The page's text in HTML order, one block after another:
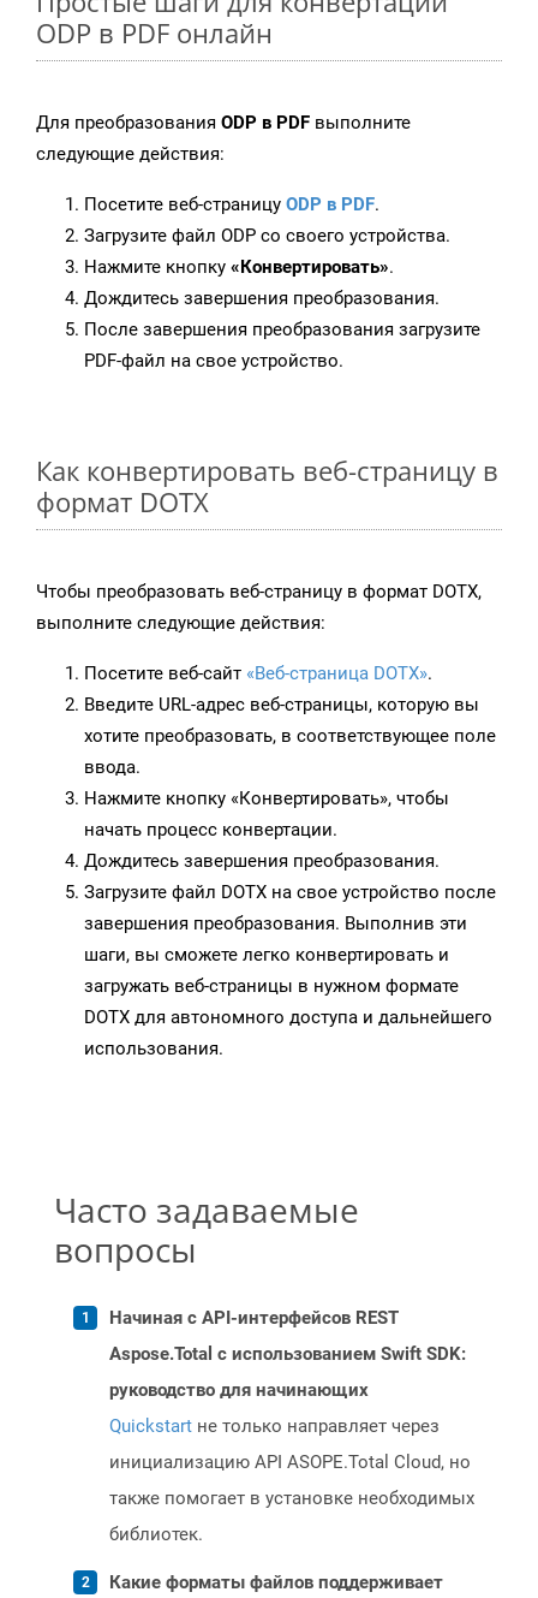
ODP в PDF онлайн
Для преобразования ODP в PDF выполните
следующие действия:
Посетите веб-страницу ODP в PDF.
Загрузите файл ODP со своего устройства.
Нажмите кнопку «Конвертировать».
Дождитесь завершения преобразования.
После завершения преобразования загрузите
PDF-файл на свое устройство.
Как конвертировать веб-страницу в
формат DOTX
Чтобы преобразовать веб-страницу в формат DOTX,
выполните следующие действия:
Посетите веб-сайт «Веб-страница DOTX».
Введите URL-адрес веб-страницы, которую вы
хотите преобразовать, в соответствующее поле
ввода.
Нажмите кнопку «Конвертировать», чтобы
начать процесс конвертации.
Дождитесь завершения преобразования.
Загрузите файл DOTX на свое устройство после
завершения преобразования. Выполнив эти
шаги, вы сможете легко конвертировать и
загружать веб-страницы в нужном формате
DOTX для автономного доступа и дальнейшего
использования.
Часто задаваемые
вопросы
Начиная с API-интерфейсов REST
Aspose.Total с использованием Swift SDK:
руководство для начинающих
Quickstart не только направляет через
инициализацию API ASOPE.Total Cloud, но
также помогает в установке необходимых
библиотек.
Какие форматы файлов поддерживает